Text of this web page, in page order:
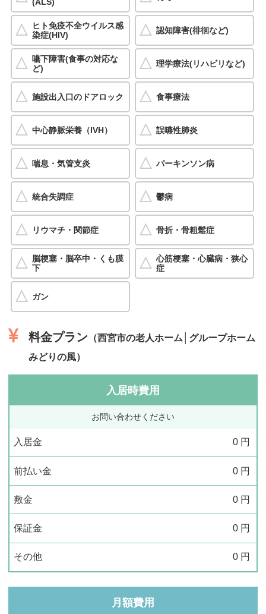
ヒト免疫不全ウイルス感
染症(HIV)
認知障害(徘徊など)
嚥下障害(食事の対応な
ど)
理学療法(リハビリなど)
施設出入口のドアロック 食事療法
中心静脈栄養（IVH） 誤嚥性肺炎
喘息・気管支炎 パーキンソン病
統合失調症 鬱病
リウマチ・関節症 骨折・骨粗鬆症
脳梗塞・脳卒中・くも膜
下
心筋梗塞・心臓病・狭心
症
ガン
料金プラン （西宮市の老人ホーム│グループホーム
みどりの風）
入居時費用
お問い合わせください
入居金 0 円
前払い金 0 円
敷金 0 円
保証金 0 円
その他 0 円
月額費用